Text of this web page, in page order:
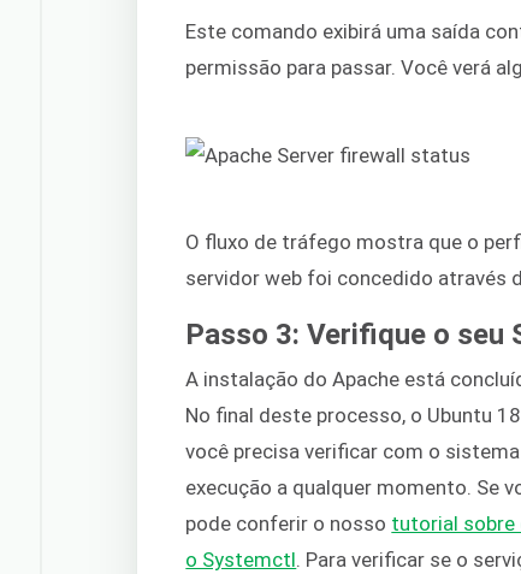
Este comando exibirá uma saída
permissão para passar. Você verá
O fluxo de tráfego mostra que o
servidor web foi concedido através
Passo 3: Verifique o seu
A instalação do Apache está
No final deste processo, o Ubuntu
você precisa verificar com o
execução a qualquer momento. Se
pode conferir o nosso tutorial sobre
o Systemctl. Para verificar se o